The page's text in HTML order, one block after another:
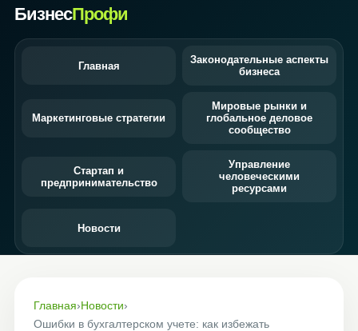
БизнесПрофи
Главная
Законодательные аспекты
бизнеса
Маркетинговые стратегии
Мировые рынки и
глобальное деловое
сообщество
Стартап и
предпринимательство
Управление
человеческими
ресурсами
Новости
Главная›Новости›
Ошибки в бухгалтерском учете: как избежать